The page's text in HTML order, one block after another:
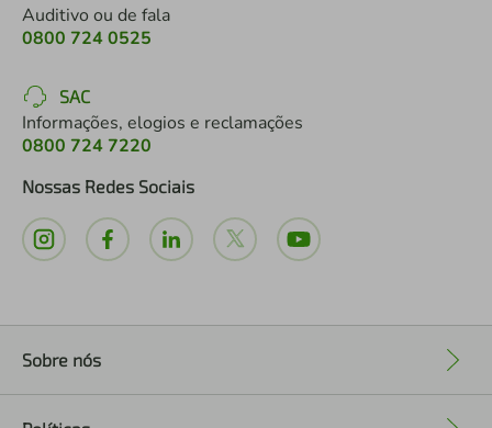
Auditivo ou de fala
0800 724 0525
SAC
Informações, elogios e reclamações
0800 724 7220
Nossas Redes Sociais
Sobre nós